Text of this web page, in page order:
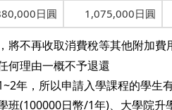
日圓 1,075,000日圓
不再收取消費稅等其他附加費
何理由一概不予退還
年，所以申請入學課程的學生
班(100000日幣/1年)、大學院